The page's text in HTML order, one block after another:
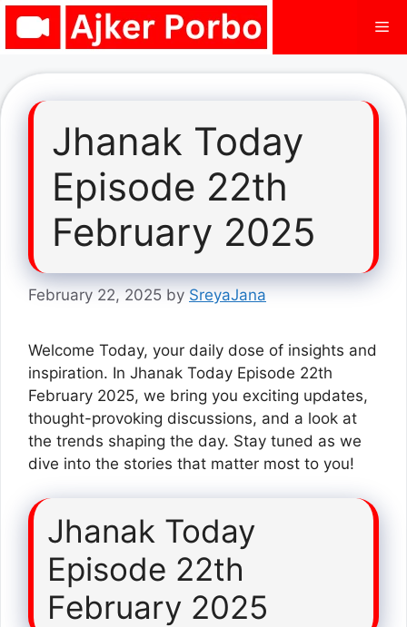
Skip
Jhanak Today
Episode 22th
February 2025
February 22, 2025 by SreyaJana
Welcome Today, your daily dose of insights and
inspiration. In Jhanak Today Episode 22th
February 2025, we bring you exciting updates,
thought-provoking discussions, and a look at
the trends shaping the day. Stay tuned as we
dive into the stories that matter most to you!
Jhanak Today
Episode 22th
February 2025